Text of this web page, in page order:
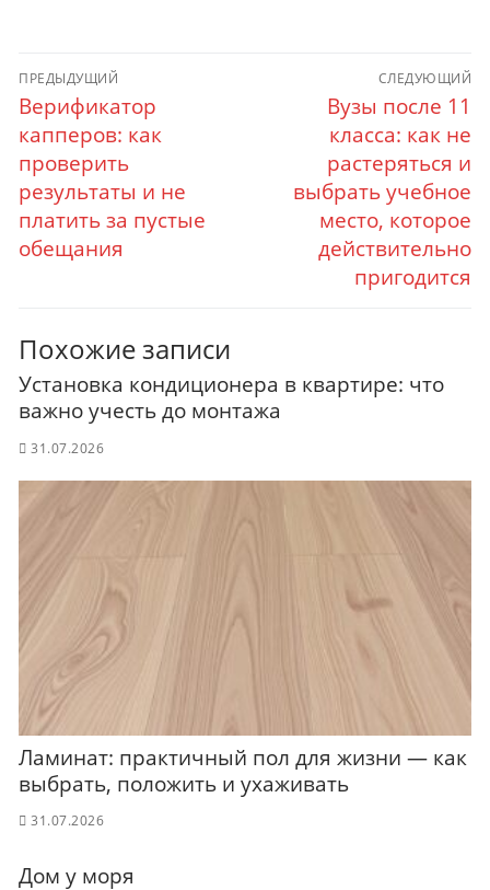
Навигация
по
записям
ПРЕДЫДУЩИЙ
Предыдущий
пост:
Верификатор
капперов: как
проверить
результаты и не
платить за пустые
обещания
СЛЕДУЮЩИЙ
Следующий
пост:
Вузы после 11
класса: как не
растеряться и
выбрать учебное
место, которое
действительно
пригодится
Похожие записи
Установка кондиционера в квартире: что
важно учесть до монтажа
31.07.2026
Ламинат: практичный пол для жизни — как
выбрать, положить и ухаживать
31.07.2026
Дом у моря